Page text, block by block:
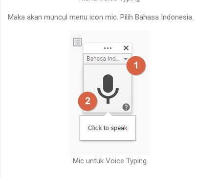
Maka akan muncul menu icon mic. Pilih Bahasa Indonesia.
Mic untuk Voice Typing